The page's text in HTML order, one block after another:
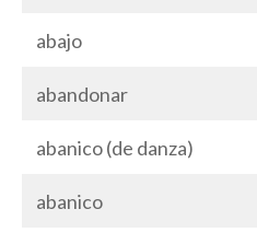
abajo
abandonar
abanico (de danza)
abanico